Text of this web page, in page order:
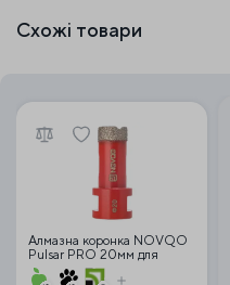
Схожі товари
Алмазна коронка NOVQO
Pulsar PRO 20мм для
сухого свердління М14